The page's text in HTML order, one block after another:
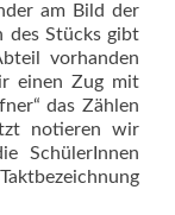
am Bild der
des Stücks gibt
vorhanden
einen Zug mit
das Zählen
notieren wir
SchülerInnen